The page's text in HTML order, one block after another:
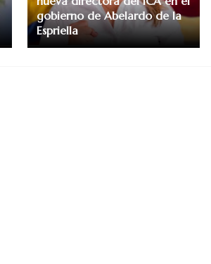
gobierno de Abelardo de la
Espriella